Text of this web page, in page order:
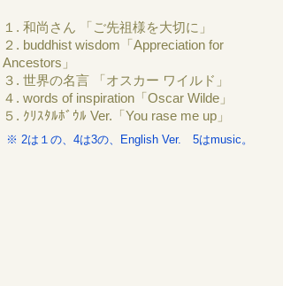
１. 和尚さん 「ご先祖様を大切に」
２. buddhist wisdom「Appreciation for
Ancestors」
３. 世界の名言 「オスカー ワイルド」
４. words of inspiration「Oscar Wilde」
５. ｸﾘｽﾀﾙﾎﾞｳﾙ Ver.「You rase me up」
※ 2は１の、4は3の、English Ver. 5はmusic。